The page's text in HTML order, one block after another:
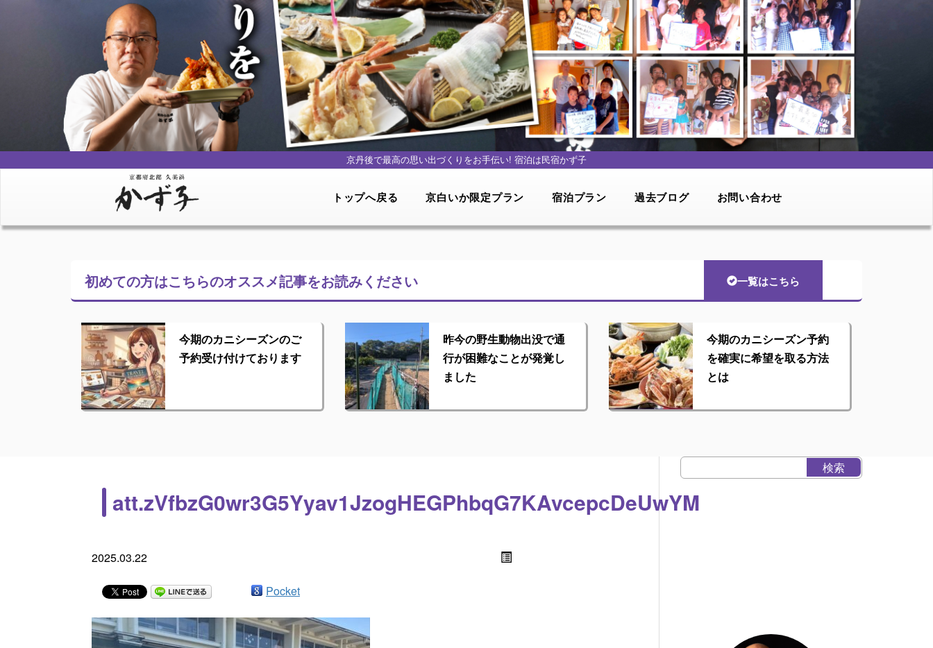
京丹後で最高の思い出づくりをお手伝い! 宿泊は民宿かず子
トップへ戻る 京白いか限定プラン 宿泊プラン 過去ブログ お問い合わせ
初めての方はこちらのオススメ記事をお読みください 一覧はこちら
今期のカニシーズンのご
予約受け付けております
昨今の野生動物出没で通
行が困難なことが発覚し
ました
今期のカニシーズン予約
を確実に希望を取る方法
とは
att.zVfbzG0wr3G5Yyav1JzogHEGPhbqG7KAvcepcDeUwYM
2025.03.22
Pocket